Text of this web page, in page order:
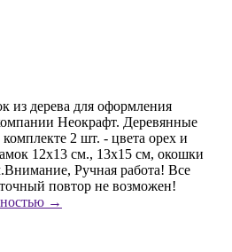
из дерева для оформления
Неокрафт. Деревянные
2 шт. - цвета орех и
12х13 см., 13х15 см, окошки
Ручная работа! Все
повтор не возможен!
→